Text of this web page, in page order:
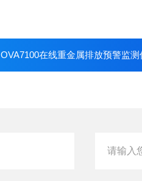
OVA7100在线重金属排放预警监测